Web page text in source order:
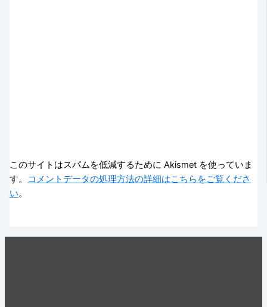
このサイトはスパムを低減するために Akismet を使っていま
す。
コメントデータの処理方法の詳細はこちらをご覧くださ
い。